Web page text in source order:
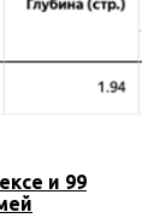
и 99